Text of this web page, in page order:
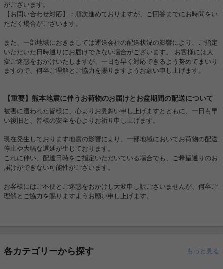
がございます。
【お問い合わせ対応】：順次進めておりますが、ご回答までにお時間をい
ただく場合がございます。
また、一部地域におきましては運送会社の配送状況の影響により、ご指定
いただいた日時通りにお届けできない場合がございます。 お客様には大
変ご迷惑をおかけいたしますが、一日も早く対応できるよう努めてまいり
ますので、何卒ご理解とご協力を賜りますようお願い申し上げます。
【重要】熊本地震に伴うお荷物のお届けとお盆期間の配送について
被害に遭われた皆様に、心よりお見舞い申し上げますとともに、一日も早
い復旧と、皆様の安全を心よりお祈り申し上げます。
現在発生しております地震の影響により、一部地域においてお荷物の配送
停止や大幅な遅延が生じております。
これに伴い、配達日時をご指定いただいている場合でも、ご希望通りのお
届けができない可能性がございます。
お客様にはご不便とご迷惑をおかけし大変申し訳ございませんが、何卒ご
理解とご協力を賜りますようお願い申し上げます。
各カテゴリーから探す もっと見る